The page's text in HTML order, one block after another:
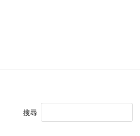
搜尋